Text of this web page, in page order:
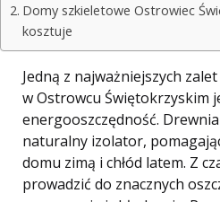
Domy szkieletowe Ostrowiec
kosztuje
Jedną z najważniejszych
w Ostrowcu Świętokrzyskim
energooszczędność.
naturalny izolator,
domu zimą i chłód latem. Z
prowadzić do znacznych